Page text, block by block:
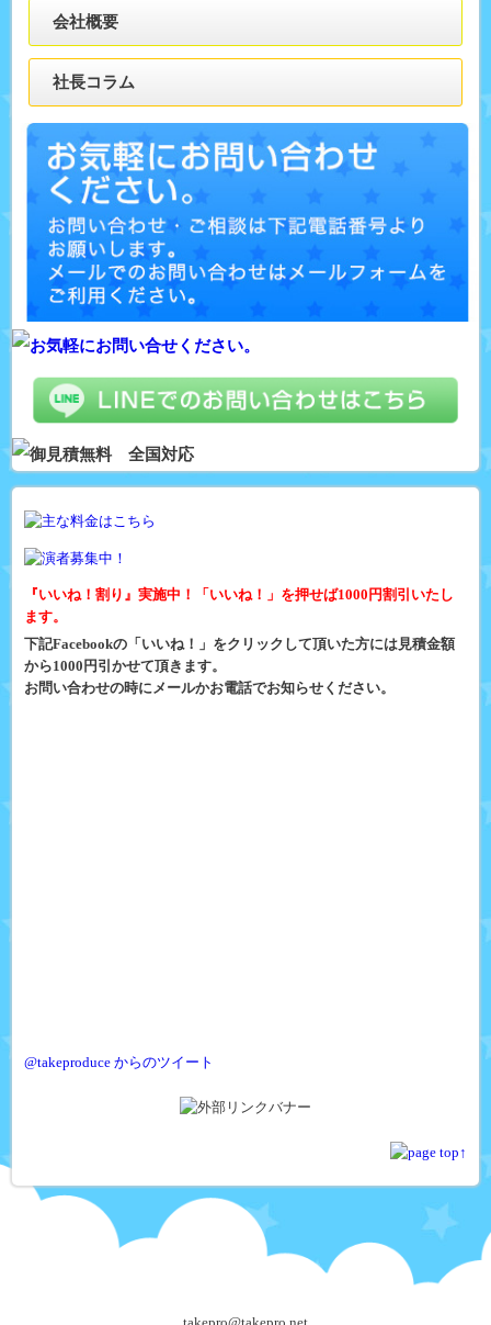
会社概要
社長コラム
『いいね！割り』実施中！「いいね！」を押せば1000円割引いたし
ます。
下記Facebookの「いいね！」をクリックして頂いた方には見積金額
から1000円引かせて頂きます。
お問い合わせの時にメールかお電話でお知らせください。
@takeproduce からのツイート